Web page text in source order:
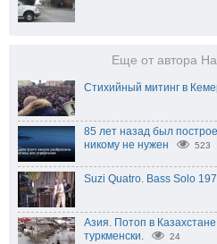
Еще от автора
Стихийный митинг в
85 лет назад был
никому не нужен
523
Suzi Quatro. Bass Solo
Азия. Потоп в
туркменски.
24